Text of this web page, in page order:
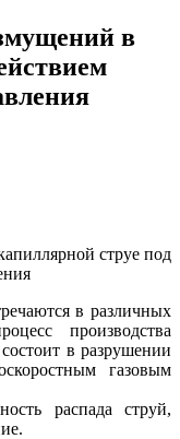
в
в различных
производства
в разрушении
газовым
распада струй,